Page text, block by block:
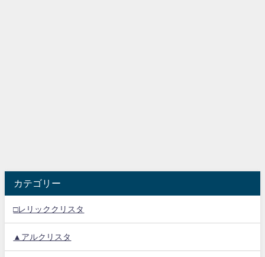
カテゴリー
□レリッククリスタ
▲アルクリスタ